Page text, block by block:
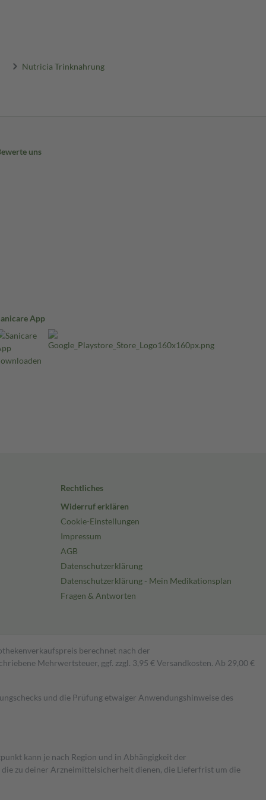
Nutricia Trinknahrung
uns
App
Rechtliches
Widerruf erklären
Cookie-Einstellungen
Impressum
AGB
Datenschutzerklärung
Datenschutzerklärung - Mein Medikationsplan
Fragen & Antworten
berechnet nach der
Mehrwertsteuer, ggf. zzgl. 3,95 € Versandkosten. Ab 29,00 €
und die Prüfung etwaiger Anwendungshinweise des
kann je nach Region und in Abhängigkeit der
zu deiner Arzneimittelsicherheit dienen, die Lieferfrist um die